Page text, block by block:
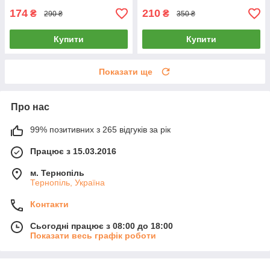
174 ₴ 290 ₴
Купити
210 ₴ 350 ₴
Купити
Показати ще
Про нас
99% позитивних з 265 відгуків за рік
Працює з 15.03.2016
м. Тернопіль
Тернопіль, Україна
Контакти
Сьогодні працює з 08:00 до 18:00
Показати весь графік роботи